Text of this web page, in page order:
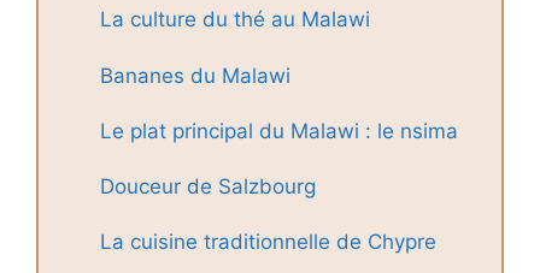
La culture du thé au Malawi
Bananes du Malawi
Le plat principal du Malawi : le nsima
Douceur de Salzbourg
La cuisine traditionnelle de Chypre